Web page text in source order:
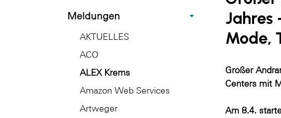
Meldungen
AKTUELLES
ACO
ALEX Krems
Amazon Web Services
Artweger
Jahres
Mode,
Großer
Centers mit
Am 8.4.